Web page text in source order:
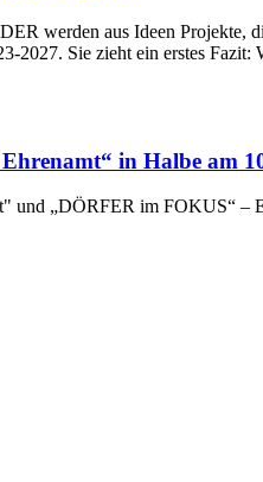
werden aus Ideen Projekte,
Sie zieht ein erstes
in Halbe am
und „DÖRFER im FOKUS“ –